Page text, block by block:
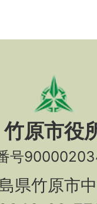
竹原市役
号
県竹原市